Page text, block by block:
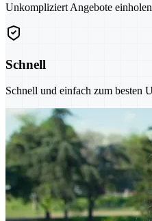
Unkompliziert Angebote
Schnell
Schnell und einfach zum besten